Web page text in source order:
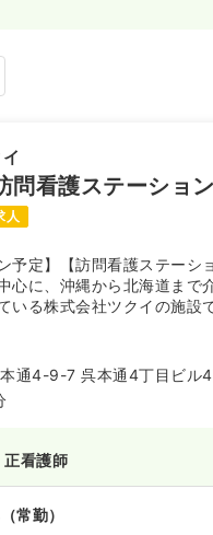
問看護ステーション
人
予定】【訪問看護ステーシ
心に、沖縄から北海道まで
いる株式会社ツクイの施設
営理念のもと、全国に事業
通4-9-7 呉本通4丁目ビル
正看護師
常勤）